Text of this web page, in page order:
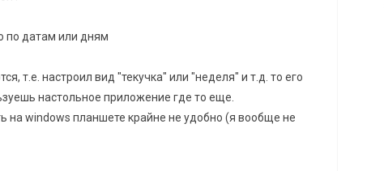
по датам или дням
т.е. настроил вид "текучка" или "неделя" и т.д. то его
настольное приложение где то еще.
на windows планшете крайне не удобно (я вообще не